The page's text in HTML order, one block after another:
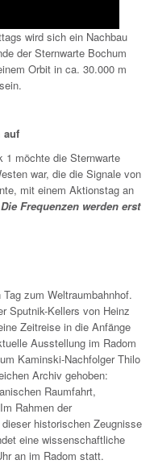
wird sich ein Nachbau
der Sternwarte Bochum
Orbit in ca. 30.000 m
auf
1 möchte die Sternwarte
war, die die Signale von
mit einem Aktionstag an
Die Frequenzen werden erst
zum Weltraumbahnhof.
Sputnik-Kellers von Heinz
Zeitreise in die Anfänge
Ausstellung im Radom
Kaminski-Nachfolger Thilo
Archiv gehoben:
Raumfahrt,
Rahmen der
historischen Zeugnisse
eine wissenschaftliche
an im Radom statt.